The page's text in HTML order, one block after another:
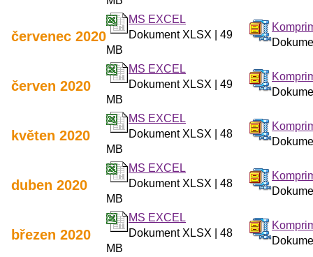
červenec 2020
MS EXCEL
Dokument XLSX | 49
MB
červen 2020
MS EXCEL
Dokument XLSX | 49
MB
květen 2020
MS EXCEL
Dokument XLSX | 48
MB
duben 2020
MS EXCEL
Dokument XLSX | 48
MB
březen 2020
MS EXCEL
Dokument XLSX | 48
MB